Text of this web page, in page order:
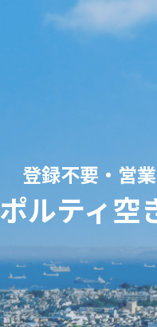
登録不要・営
ポルティ空